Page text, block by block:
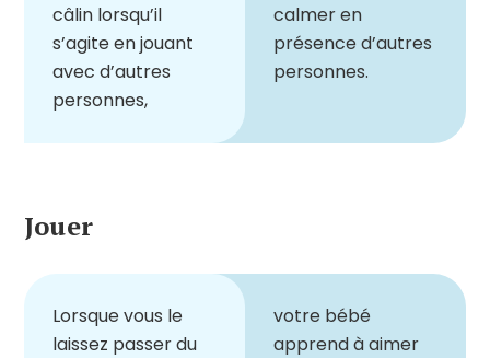
câlin lorsqu’il
s’agite en jouant
avec d’autres
personnes,
calmer en
présence d’autres
personnes.
Jouer
Lorsque vous le
laissez passer du
votre bébé
apprend à aimer